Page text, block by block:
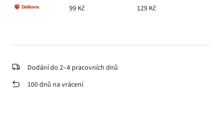
99 Kč 129 Kč
Dodání do 2–4 pracovních dnů
100 dnů na vrácení